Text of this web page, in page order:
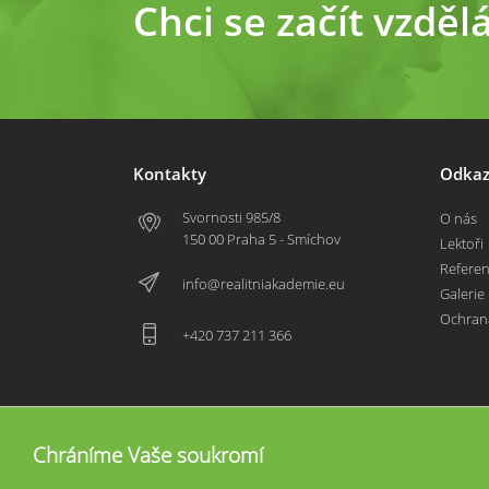
Chci se začít
Kontakty
Svornosti 985/8
150 00 Praha 5 - Smíchov
info@realitniakademie.eu
+420 737 211 366
O nás
Lektoři
Galerie
Chráníme Vaše soukromí